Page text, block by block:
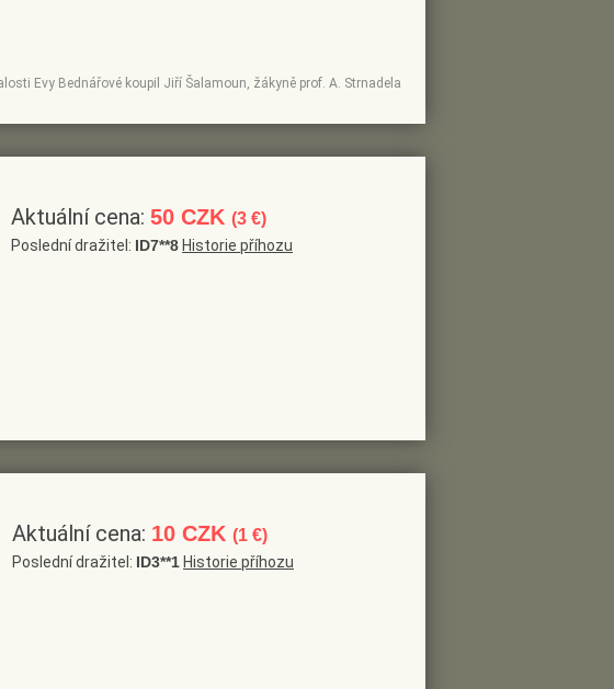
Evy Bednářové koupil Jiří Šalamoun, žákyně prof. A. Strnadela
Aktuální cena: 50 CZK (3 €)
Poslední dražitel: ID7**8 Historie příhozu
Aktuální cena: 10 CZK (1 €)
Poslední dražitel: ID3**1 Historie příhozu